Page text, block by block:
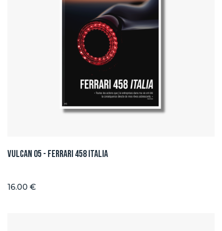
Vulcan 05 - Ferrari 458 ITALIA
16.00 €